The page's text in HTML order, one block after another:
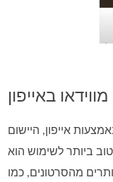
באייפון
אייפון, היישום
מהסרטונים, כמו